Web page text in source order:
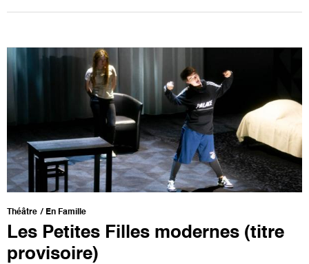
Théâtre En Famille
Les Petites Filles modernes (titre
provisoire)